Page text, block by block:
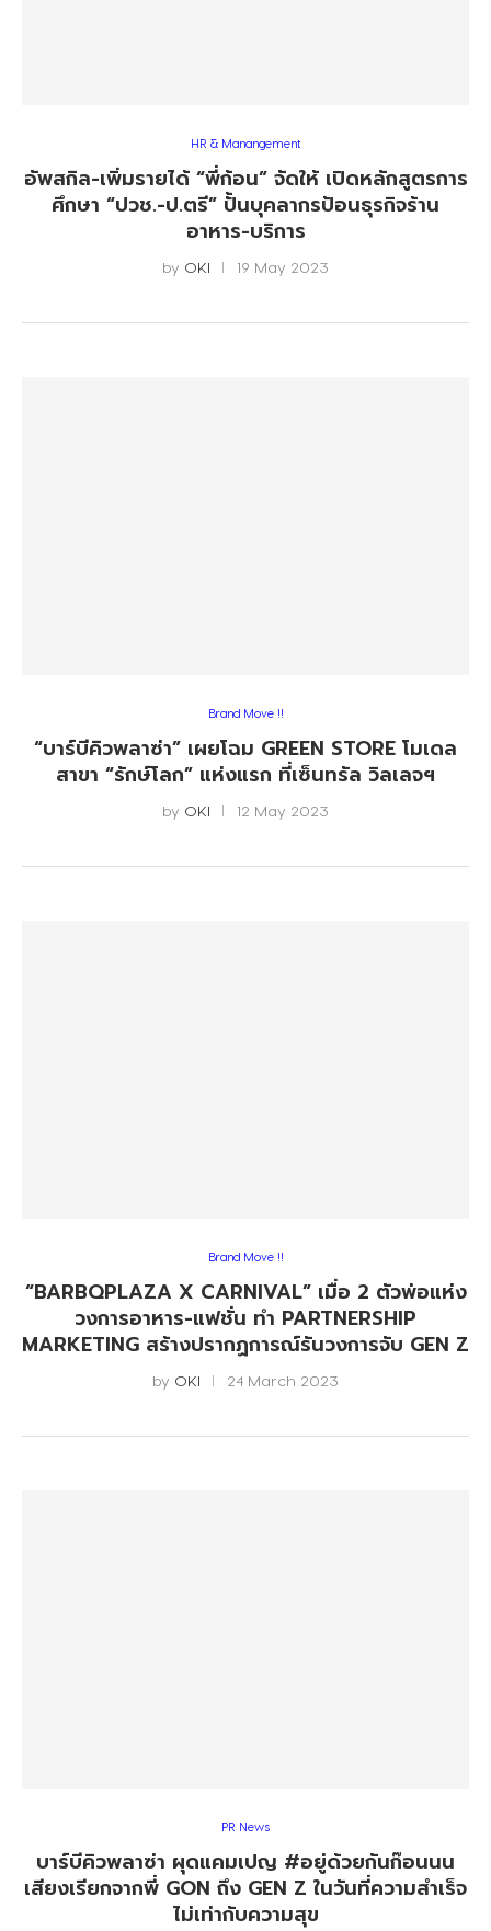
HR & Manangement
อัพสกิล-เพิ่มรายได้ “พี่ก้อน” จัดให้ เปิดหลักสูตรการ
ศึกษา “ปวช.-ป.ตรี” ปั้นบุคลากรป้อนธุรกิจร้าน
อาหาร-บริการ
by OKI 19 May 2023
Brand Move !!
“บาร์บีคิวพลาซ่า” เผยโฉม GREEN STORE โมเดล
สาขา “รักษ์โลก” แห่งแรก ที่เซ็นทรัล วิลเลจฯ
by OKI 12 May 2023
Brand Move !!
“BARBQPLAZA X CARNIVAL” เมื่อ 2 ตัวพ่อแห่ง
วงการอาหาร-แฟชั่น ทำ PARTNERSHIP
MARKETING สร้างปรากฏการณ์รันวงการจับ GEN Z
by OKI 24 March 2023
PR News
บาร์บีคิวพลาซ่า ผุดแคมเปญ #อยู่ด้วยกันก๊อนนน
เสียงเรียกจากพี่ GON ถึง GEN Z ในวันที่ความสำเร็จ
ไม่เท่ากับความสุข